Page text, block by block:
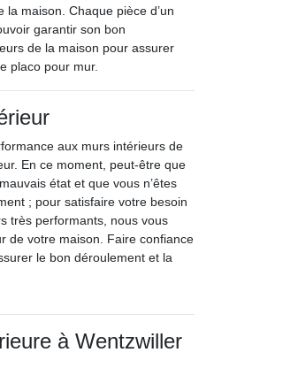
la maison. Chaque pièce d’un
garantir son bon
de la maison pour assurer
placo pour mur.
aux murs intérieurs de
En ce moment, peut-être que
état et que vous n’êtes
; pour satisfaire votre besoin
très performants, nous vous
de votre maison. Faire confiance
le bon déroulement et la
à Wentzwiller